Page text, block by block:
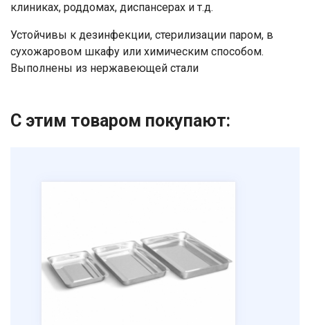
клиниках, роддомах, диспансерах и т.д.
Устойчивы к дезинфекции, стерилизации паром, в
сухожаровом шкафу или химическим способом.
Выполнены из нержавеющей стали
С этим товаром покупают:
Нажимая на кнопку "Отправить" вы
соглашаетесь на обработку
персональных данных